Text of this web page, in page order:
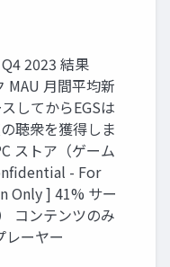
2023 結果
MAU 月間平均新
してからEGSは
聴衆を獲得しま
ストア（ゲーム
- For
Only ] 41% サー
コンテンツのみ
レーヤー